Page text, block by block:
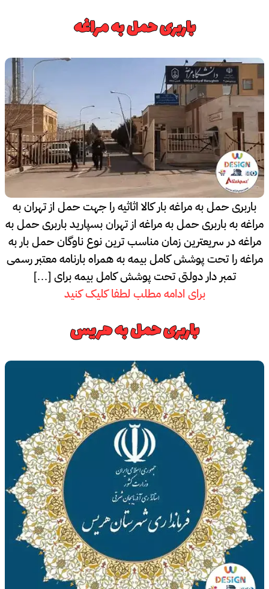
باربری حمل به مراغه
باربری حمل به مراغه بار کالا اثاثیه را جهت حمل از تهران به
مراغه به باربری حمل به مراغه از تهران بسپارید باربری حمل به
مراغه در سریعترین زمان مناسب ترین نوع ناوگان حمل بار به
مراغه را تحت پوشش کامل بیمه به همراه بارنامه معتبر رسمی
تمبر دار دولتی تحت پوشش کامل بیمه برای […]
برای ادامه مطلب لطفا کلیک کنید
باربری حمل به هریس